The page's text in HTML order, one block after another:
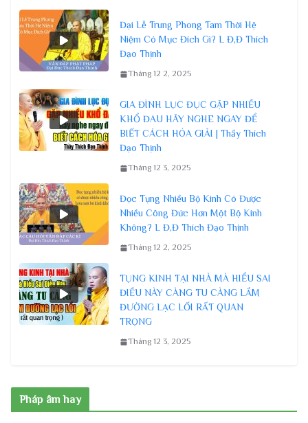
Đại Lễ Trung Phong Tam Thời Hệ
Niệm Có Mục Đích Gì? L Đ,Đ Thích
Đạo Thịnh
Tháng 12 2, 2025
GIA ĐÌNH LỤC ĐỤC GẶP NHIỀU
KHỔ ĐAU HÃY NGHE NGAY ĐỂ
BIẾT CÁCH HÓA GIẢI | Thầy Thích
Đạo Thịnh
Tháng 12 3, 2025
Đọc Tụng Nhiều Bộ Kinh Có Được
Nhiều Công Đức Hơn Một Bộ Kinh
Không? L Đ,Đ Thích Đạo Thịnh
Tháng 12 2, 2025
TỤNG KINH TẠI NHÀ MÀ HIỂU SAI
ĐIỀU NÀY CÀNG TU CÀNG LẦM
ĐƯỜNG LẠC LỐI RẤT QUAN
TRỌNG
Tháng 12 3, 2025
Pháp âm hay